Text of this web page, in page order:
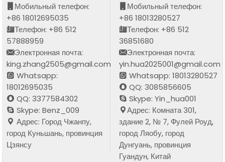
Мобильный телефон:
+86 18012695035
Телефон: +86 512
57888959
Электронная почта:
king.zhang2505@gmail.com
Whatsapp:
18012695035
QQ: 3377584302
Skype: Benz_009
Адрес: Город Чжанпу,
город Куньшань, провинция
Цзянсу
Мобильный телефон:
+86 18013280527
Телефон: +86 512
36851680
Электронная почта:
yin.hua2025001@gmail.com
Whatsapp: 18013280527
QQ: 3085856605
Skype: Yin_hua001
Адрес: Комната 301,
здание 2, № 7, Фулей Роуд,
город Ляобу, город
Дунгуань, провинция
Гуандун, Китай